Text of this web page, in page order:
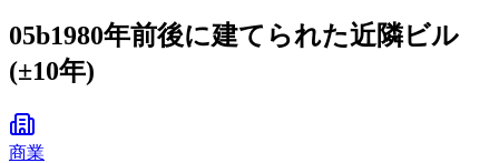
05b1980年前後に建てられた近隣ビル
(±10年)
商業